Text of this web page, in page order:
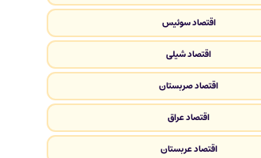
اقتصاد سوئیس
اقتصاد شیلی
اقتصاد صربستان
اقتصاد عراق
اقتصاد عربستان